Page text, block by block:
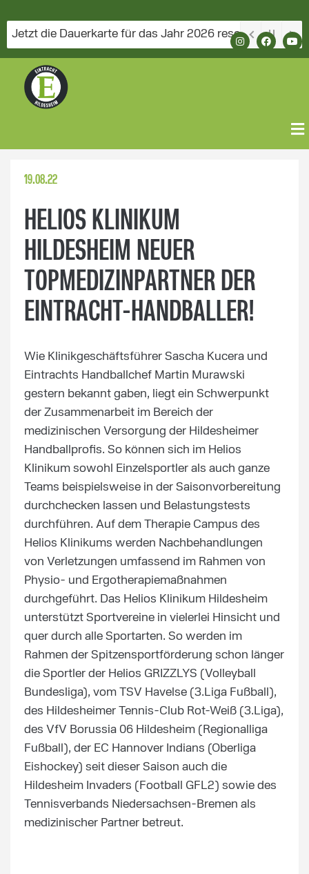
die Dauerkarte für das Jahr 2026 reservieren!
19.08.22
HELIOS KLINIKUM
HILDESHEIM NEUER
TOPMEDIZINPARTNER DER
EINTRACHT-HANDBALLER!
Wie Klinikgeschäftsführer Sascha Kucera und
Eintrachts Handballchef Martin Murawski
gestern bekannt gaben, liegt ein Schwerpunkt
der Zusammenarbeit im Bereich der
medizinischen Versorgung der Hildesheimer
Handballprofis. So können sich im Helios
Klinikum sowohl Einzelsportler als auch ganze
Teams beispielsweise in der Saisonvorbereitung
durchchecken lassen und Belastungstests
durchführen. Auf dem Therapie Campus des
Helios Klinikums werden Nachbehandlungen
von Verletzungen umfassend im Rahmen von
Physio- und Ergotherapiemaßnahmen
durchgeführt. Das Helios Klinikum Hildesheim
unterstützt Sportvereine in vielerlei Hinsicht und
quer durch alle Sportarten. So werden im
Rahmen der Spitzensportförderung schon länger
die Sportler der Helios GRIZZLYS (Volleyball
Bundesliga), vom TSV Havelse (3.Liga Fußball),
des Hildesheimer Tennis-Club Rot-Weiß (3.Liga),
des VfV Borussia 06 Hildesheim (Regionalliga
Fußball), der EC Hannover Indians (Oberliga
Eishockey) seit dieser Saison auch die
Hildesheim Invaders (Football GFL2) sowie des
Tennisverbands Niedersachsen-Bremen als
medizinischer Partner betreut.